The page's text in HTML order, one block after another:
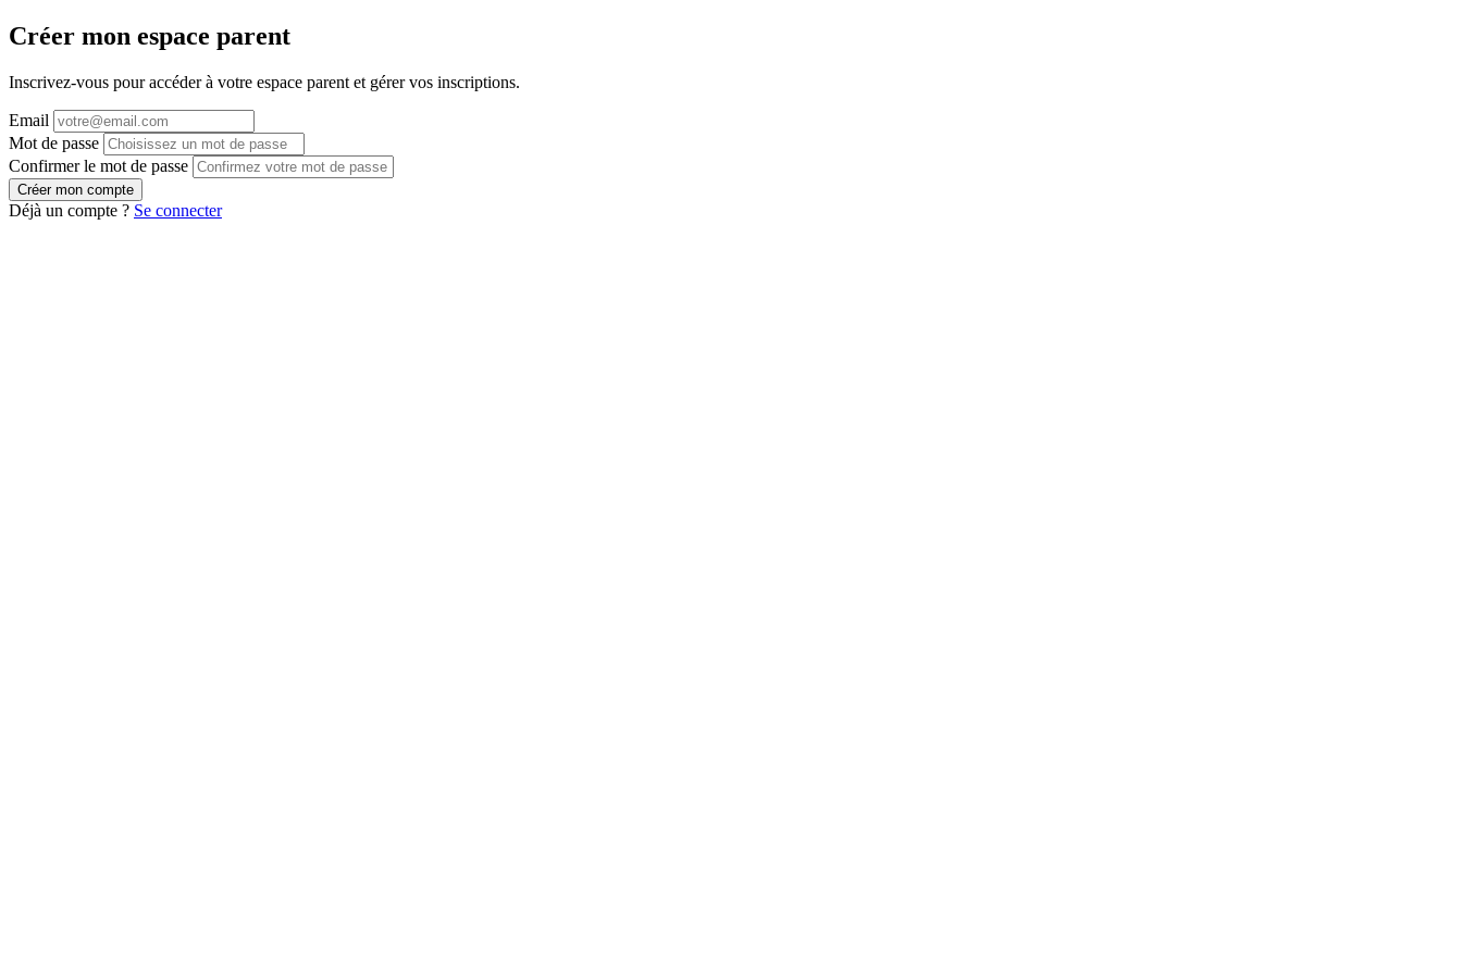
Créer mon espace parent
Inscrivez-vous pour accéder à votre espace parent et gérer vos inscriptions.
Email
Mot de passe
Confirmer le mot de passe
Créer mon compte
Déjà un compte ? Se connecter